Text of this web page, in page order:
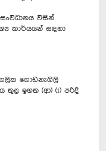
විසින්
කාර්යයන් සඳහා
ගොඩනැගිලි
තුළ ඉහත (ආ) (i) පරිදි